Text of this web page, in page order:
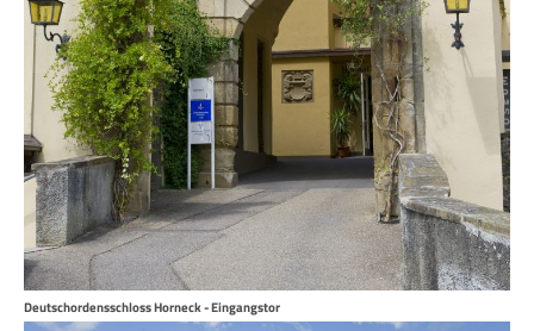
Deutschordensschloss Horneck - Eingangstor